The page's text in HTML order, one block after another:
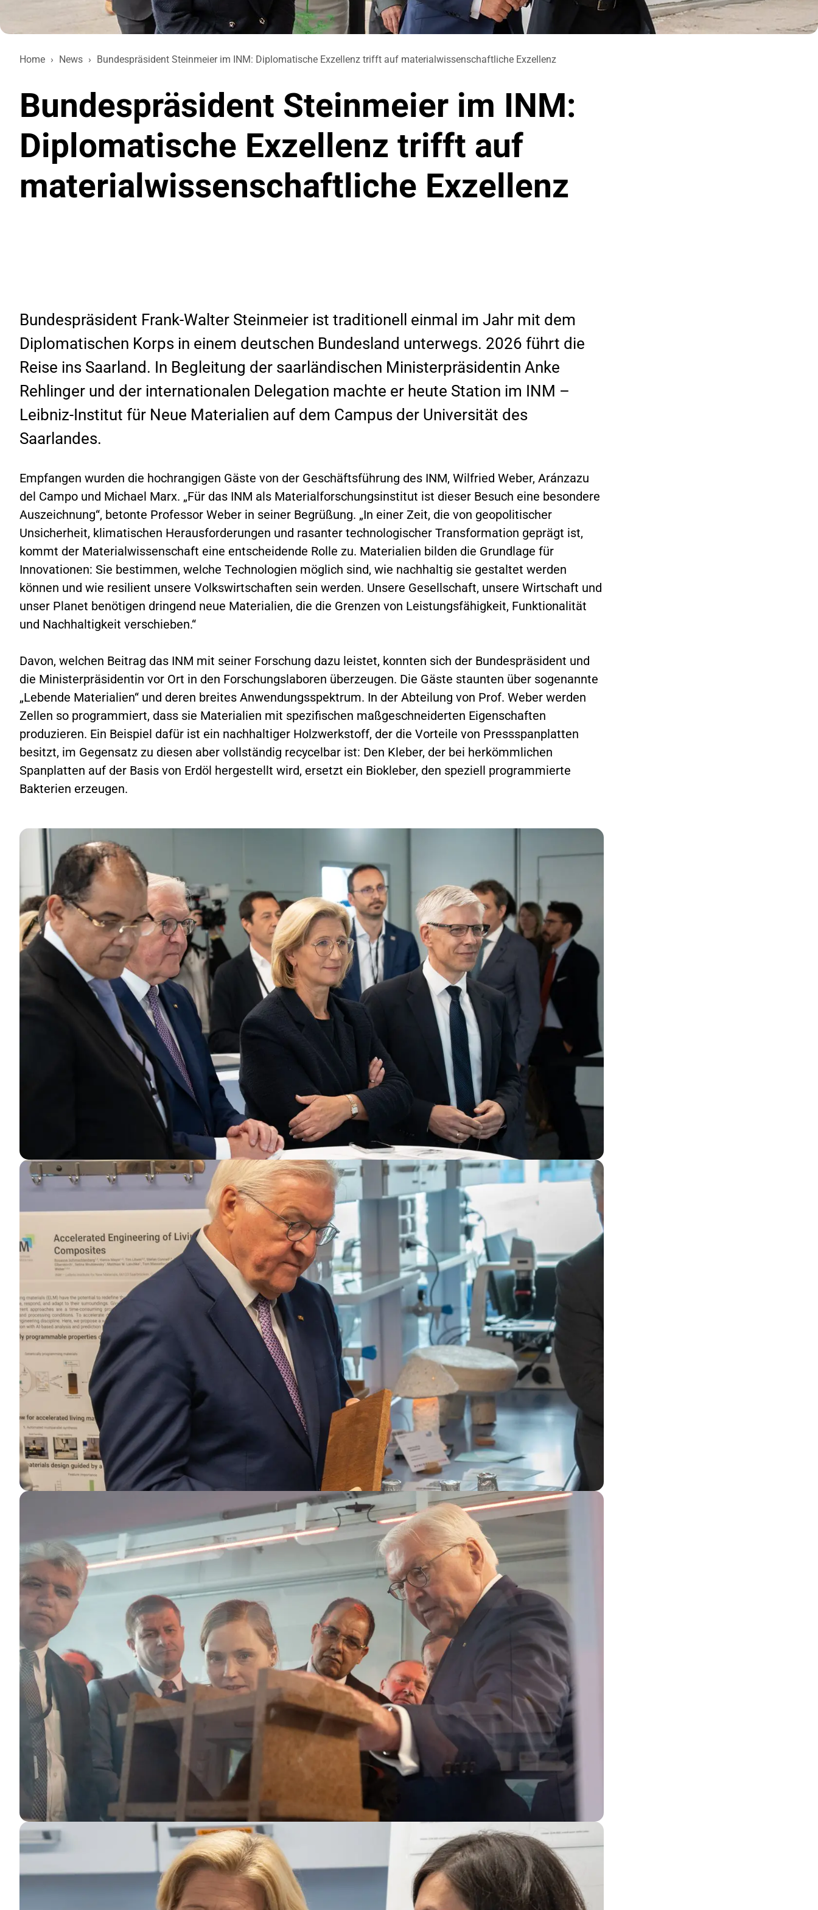
Home › News › Bundespräsident Steinmeier im INM: Diplomatische Exzellenz trifft auf materialwissenschaftliche Exzellenz
Bundespräsident Steinmeier im INM:
Diplomatische Exzellenz trifft auf
materialwissenschaftliche Exzellenz
Bundespräsident Frank-Walter Steinmeier ist traditionell einmal im Jahr mit dem
Diplomatischen Korps in einem deutschen Bundesland unterwegs. 2026 führt die
Reise ins Saarland. In Begleitung der saarländischen Ministerpräsidentin Anke
Rehlinger und der internationalen Delegation machte er heute Station im INM –
Leibniz-Institut für Neue Materialien auf dem Campus der Universität des
Saarlandes.
Empfangen wurden die hochrangigen Gäste von der Geschäftsführung des INM, Wilfried Weber, Aránzazu
del Campo und Michael Marx. „Für das INM als Materialforschungsinstitut ist dieser Besuch eine besondere
Auszeichnung“, betonte Professor Weber in seiner Begrüßung. „In einer Zeit, die von geopolitischer
Unsicherheit, klimatischen Herausforderungen und rasanter technologischer Transformation geprägt ist,
kommt der Materialwissenschaft eine entscheidende Rolle zu. Materialien bilden die Grundlage für
Innovationen: Sie bestimmen, welche Technologien möglich sind, wie nachhaltig sie gestaltet werden
können und wie resilient unsere Volkswirtschaften sein werden. Unsere Gesellschaft, unsere Wirtschaft und
unser Planet benötigen dringend neue Materialien, die die Grenzen von Leistungsfähigkeit, Funktionalität
und Nachhaltigkeit verschieben.“
Davon, welchen Beitrag das INM mit seiner Forschung dazu leistet, konnten sich der Bundespräsident und
die Ministerpräsidentin vor Ort in den Forschungslaboren überzeugen. Die Gäste staunten über sogenannte
„Lebende Materialien“ und deren breites Anwendungsspektrum. In der Abteilung von Prof. Weber werden
Zellen so programmiert, dass sie Materialien mit spezifischen maßgeschneiderten Eigenschaften
produzieren. Ein Beispiel dafür ist ein nachhaltiger Holzwerkstoff, der die Vorteile von Pressspanplatten
besitzt, im Gegensatz zu diesen aber vollständig recycelbar ist: Den Kleber, der bei herkömmlichen
Spanplatten auf der Basis von Erdöl hergestellt wird, ersetzt ein Biokleber, den speziell programmierte
Bakterien erzeugen.